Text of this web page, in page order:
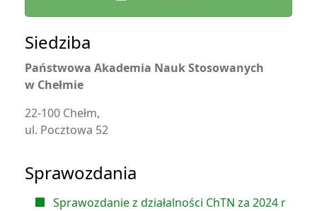
Siedziba
Państwowa Akademia Nauk Stosowanych
w Chełmie
22-100 Chełm,
ul. Pocztowa 52
Sprawozdania
Sprawozdanie z działalności ChTN za 2024 r